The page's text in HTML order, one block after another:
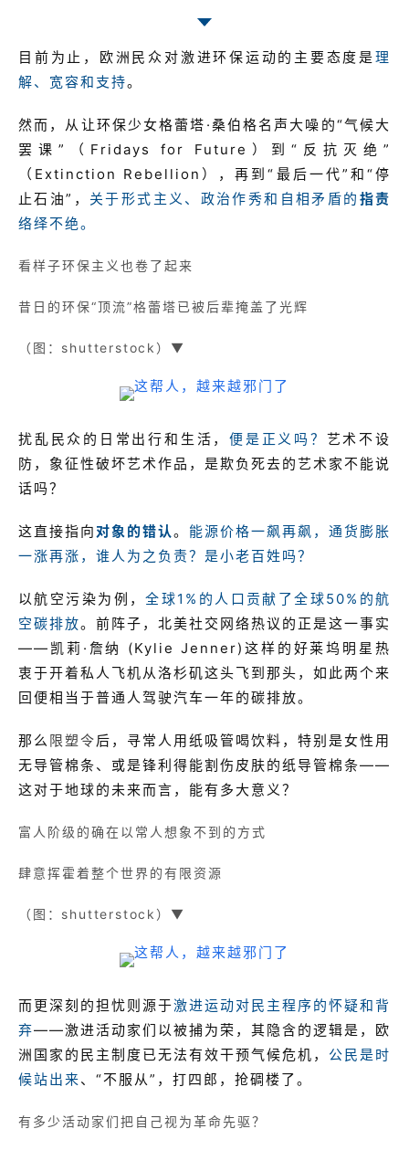
目前为止，欧洲民众对激进环保运动的主要态度是理
解、宽容和支持。
然而，从让环保少女格蕾塔·桑伯格名声大噪的“气候大
罢课”（Fridays for Future）到“反抗灭绝”
（Extinction Rebellion），再到“最后一代”和“停
止石油”， 关于形式主义、政治作秀和自相矛盾的 指责
络绎不绝。
看样子环保主义也卷了起来
昔日的环保“顶流”格蕾塔已被后辈掩盖了光辉
（图：shutterstock）▼
扰乱民众的日常出行和生活，便是正义吗？ 艺术不设
防，象征性破坏艺术作品，是欺负死去的艺术家不能说
话吗？
这直接指向 对象的错认 。 能源价格一飙再飙，通货膨胀
一涨再涨，谁人为之负责？是小老百姓吗？
以航空污染为例，全球1%的人口贡献了全球50%的航
空碳排放。前阵子，北美社交网络热议的正是这一事实
——凯莉·詹纳 (Kylie Jenner)这样的好莱坞明星热
衷于开着私人飞机从洛杉矶这头飞到那头，如此两个来
回便相当于普通人驾驶汽车一年的碳排放。
那么 限塑令后，寻常人用纸吸管喝饮料，特别是女性用
无导管棉条、或是锋利得能割伤皮肤的纸导管棉条——
这对于地球的未来而言，能有多大意义？
富人阶级的确在以常人想象不到的方式
肆意挥霍着整个世界的有限资源
（图：shutterstock）▼
而更深刻的担忧则源于激进运动对民主程序的怀疑和背
弃——激进活动家们以被捕为荣，其隐含的逻辑是，欧
洲国家的民主制度已无法有效干预气候危机， 公民是时
候站出来、“不服从”，打四郎，抢碉楼了。
有多少活动家们把自己视为革命先驱？